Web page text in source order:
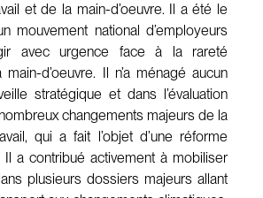
et de la main-d’oeuvre. Il a été le
mouvement national d’employeurs
avec urgence face à la rareté
d’oeuvre. Il n’a ménagé aucun
stratégique et dans l’évaluation
changements majeurs de la
qui a fait l’objet d’une réforme
a contribué activement à mobiliser
plusieurs dossiers majeurs allant